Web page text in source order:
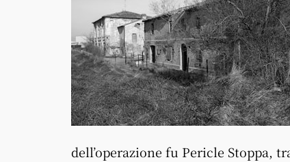
dell’operazione fu Pericle Stoppa,